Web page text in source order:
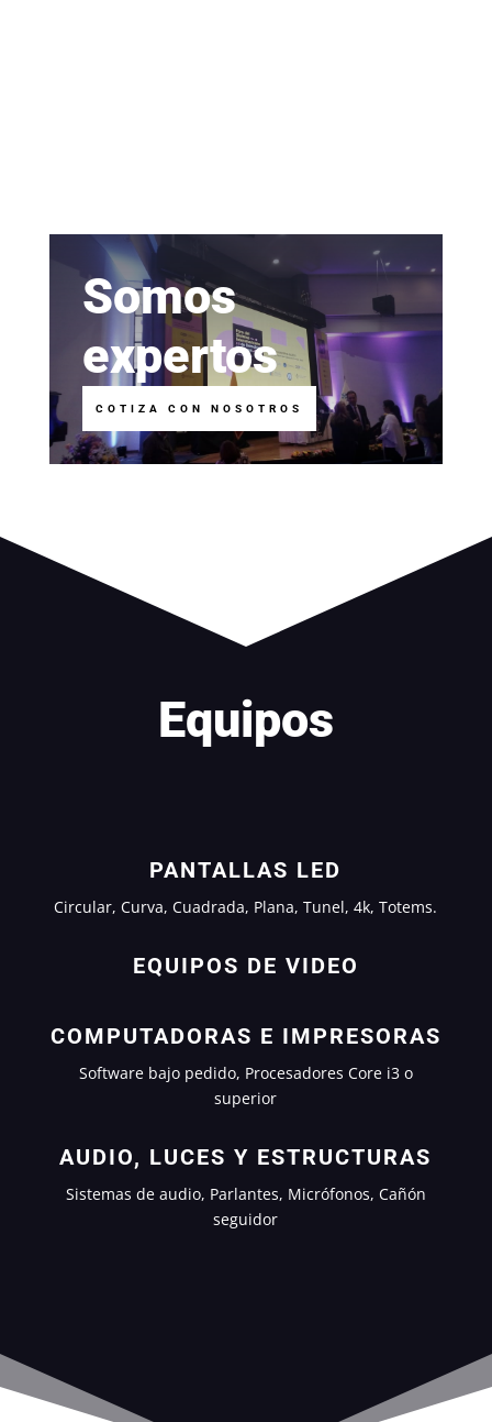
Somos
expertos
COTIZA CON NOSOTROS
Equipos
PANTALLAS LED
Circular, Curva, Cuadrada, Plana, Tunel, 4k, Totems.
EQUIPOS DE VIDEO
COMPUTADORAS E IMPRESORAS
Software bajo pedido, Procesadores Core i3 o
superior
AUDIO, LUCES Y ESTRUCTURAS
Sistemas de audio, Parlantes, Micrófonos, Cañón
seguidor